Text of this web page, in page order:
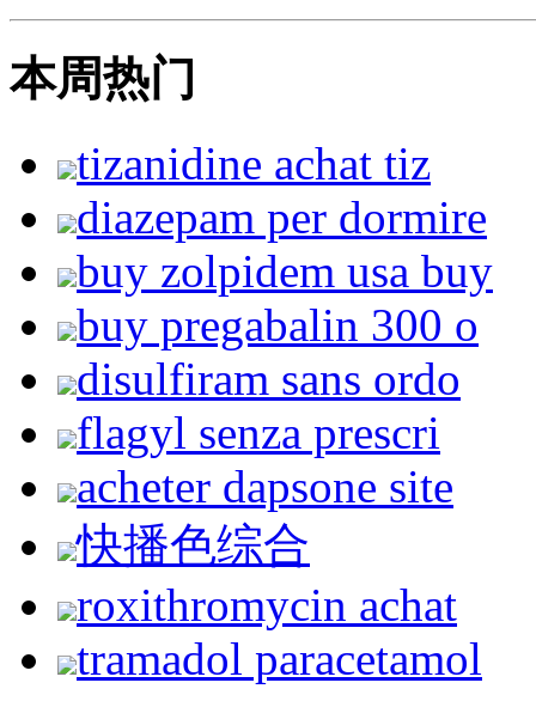
本周热门
tizanidine achat tiz
diazepam per dormire
buy zolpidem usa buy
buy pregabalin 300 o
disulfiram sans ordo
flagyl senza prescri
acheter dapsone site
快播色综合
roxithromycin achat
tramadol paracetamol